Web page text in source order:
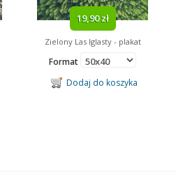
19,90 zł
Zielony Las Iglasty - plakat
Format
Dodaj do koszyka